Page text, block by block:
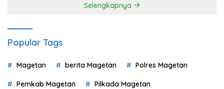
Selengkapnya
Popular Tags
Magetan berita Magetan Polres Magetan
Pemkab Magetan Pilkada Magetan